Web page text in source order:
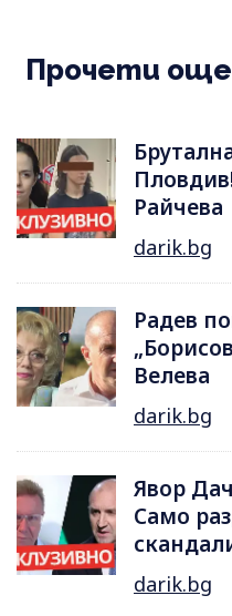
Прочети още
Райчева
darik.bg
Радев
Велева
darik.bg
Явор
Само
darik.bg